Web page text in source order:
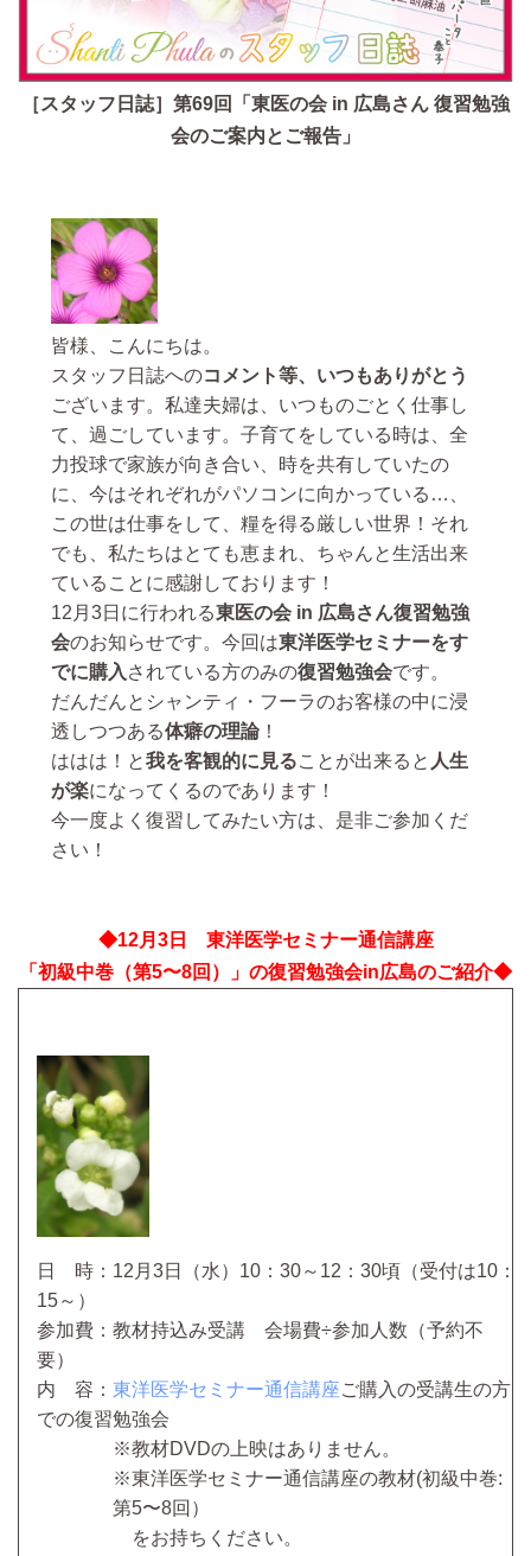
［スタッフ日誌］第69回「東医の会 in 広島さん 復習勉強
会のご案内とご報告」
皆様、こんにちは。
スタッフ日誌へのコメント等、いつもありがとう
ございます。私達夫婦は、いつものごとく仕事し
て、過ごしています。子育てをしている時は、全
力投球で家族が向き合い、時を共有していたの
に、今はそれぞれがパソコンに向かっている…、
この世は仕事をして、糧を得る厳しい世界！それ
でも、私たちはとても恵まれ、ちゃんと生活出来
ていることに感謝しております！
12月3日に行われる東医の会 in 広島さん復習勉強
会のお知らせです。今回は東洋医学セミナーをす
でに購入 されている方のみの復習勉強会です。
だんだんとシャンティ・フーラのお客様の中に浸
透しつつある体癖の理論！
ははは！と我を客観的に見ることが出来ると 人生
が楽になってくるのであります！
今一度よく復習してみたい方は、是非ご参加くだ
さい！
◆12月3日 東洋医学セミナー通信講座
「初級中巻（第5〜8回）」の復習勉強会in広島のご紹介◆
日 時：12月3日（水）10：30～12：30頃（受付は10：
15～）
参加費：教材持込み受講 会場費÷参加人数（予約不
要）
内 容： 東洋医学セミナー通信講座ご購入の受講生の方
での復習勉強会
※教材DVDの上映はありません。
※東洋医学セミナー通信講座の教材(初級中巻:
第5〜8回）
をお持ちください。